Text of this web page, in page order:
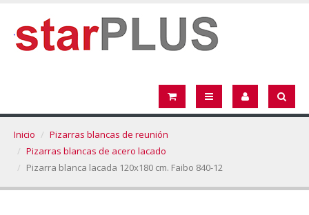
Inicio
Pizarras blancas de reunión
Pizarras blancas de acero lacado
Pizarra blanca lacada 120x180 cm. Faibo 840-12